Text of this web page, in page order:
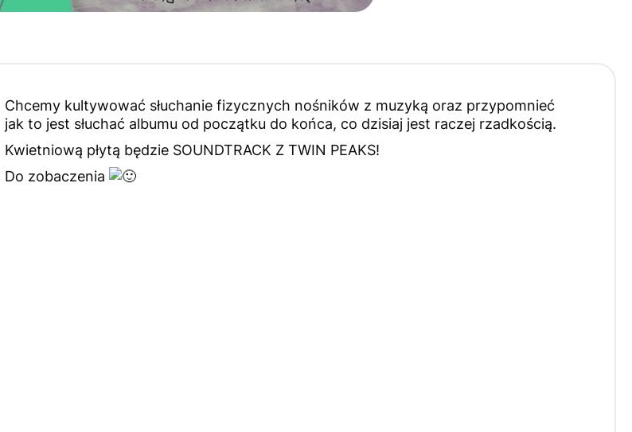
Chcemy kultywować słuchanie fizycznych nośników z muzyką oraz przypomnieć
jak to jest słuchać albumu od początku do końca, co dzisiaj jest raczej rzadkością.
Kwietniową płytą będzie SOUNDTRACK Z TWIN PEAKS!
Do zobaczenia